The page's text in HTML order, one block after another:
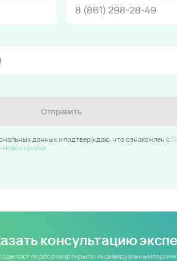
Отправить
данных и подтверждаю, что ознакомлен c
консультацию
сделают подбор квартиры по индивидуальным